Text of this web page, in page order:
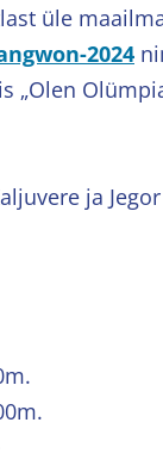
üle
2024
„Olen
ja